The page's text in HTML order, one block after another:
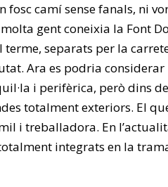
fosc camí sense fanals, ni
gent coneixia la Font
terme, separats per la
Ara es podria considerar
i perifèrica, però dins
totalment exteriors. El
i treballadora. En
integrats en la